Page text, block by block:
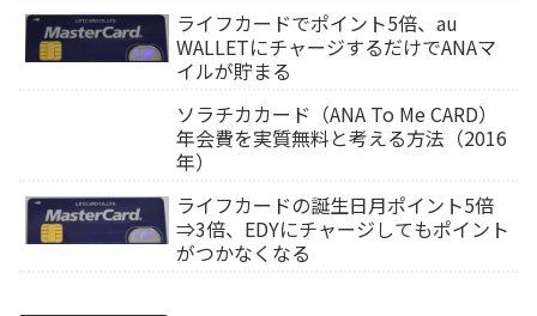
ライフカードでポイント5倍、au
WALLETにチャージするだけでANAマ
イルが貯まる
ソラチカカード（ANA To Me CARD）
年会費を実質無料と考える方法（2016
年）
ライフカードの誕生日月ポイント5倍
⇒3倍、EDYにチャージしてもポイント
がつかなくなる